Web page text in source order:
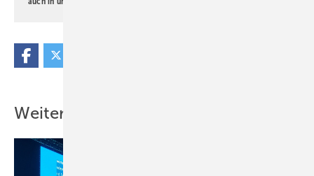
Weitere Inhalte